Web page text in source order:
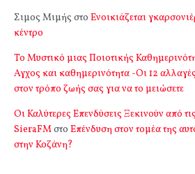
Σιμος Μιμής στο Ενοικιάζεται
κέντρο
Το Μυστικό μιας Ποιοτικής
Αγχος και καθημερινότητα -Οι 12
στον τρόπο ζωής σας για να το μειώσετε
Οι Καλύτερες Επενδύσεις Ξεκινούν από
SieraFMστο Επένδυση στον τομέα της
στην Κοζάνη?